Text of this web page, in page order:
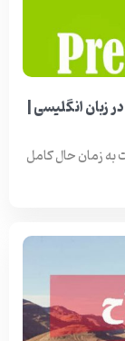
زمان حال کامل present perfect در زبان انگلیسی |
به زمان حال کامل